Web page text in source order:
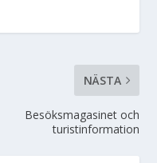
NÄSTA
Besöksmagasinet och
turistinformation